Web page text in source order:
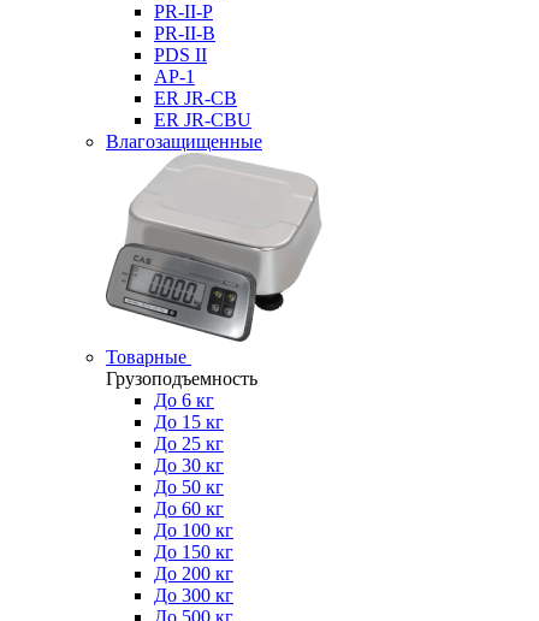
PR-II-P
PR-II-B
PDS II
AP-1
ER JR-CB
ER JR-CBU
Влагозащищенные
Товарные
Грузоподъемность
До 6 кг
До 15 кг
До 25 кг
До 30 кг
До 50 кг
До 60 кг
До 100 кг
До 150 кг
До 200 кг
До 300 кг
До 500 кг